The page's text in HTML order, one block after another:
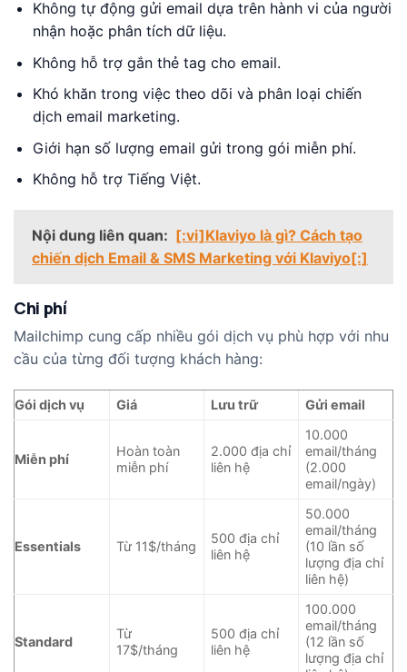
Không tự động gửi email dựa trên hành vi của người
nhận hoặc phân tích dữ liệu.
Không hỗ trợ gắn thẻ tag cho email.
Khó khăn trong việc theo dõi và phân loại chiến
dịch email marketing.
Giới hạn số lượng email gửi trong gói miễn phí.
Không hỗ trợ Tiếng Việt.
Nội dung liên quan: [:vi]Klaviyo là gì? Cách tạo
chiến dịch Email & SMS Marketing với Klaviyo[:]
Chi phí
Mailchimp cung cấp nhiều gói dịch vụ phù hợp với nhu
cầu của từng đối tượng khách hàng:
Gói dịch vụ Giá Lưu trữ Gửi email
Miễn phí
Hoàn toàn
miễn phí
2.000 địa chỉ
liên hệ
10.000
email/tháng
(2.000
email/ngày)
Essentials Từ 11$/tháng
500 địa chỉ
liên hệ
50.000
email/tháng
(10 lần số
lượng địa chỉ
liên hệ)
Standard
Từ
17$/tháng
500 địa chỉ
liên hệ
100.000
email/tháng
(12 lần số
lượng địa chỉ